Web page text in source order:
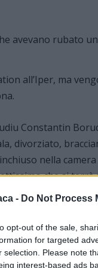
- Do Not Process
opt-out of the sale,
for targeted
selection. Please note
interest-based ads
all’Iper, ma
Constantin
divorziato,
nella
che si
cittadino rumeno,
Tribunale dei
Vigilanza del